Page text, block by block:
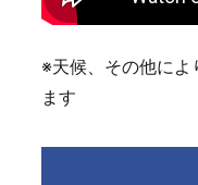
※天候、その他によ
ます